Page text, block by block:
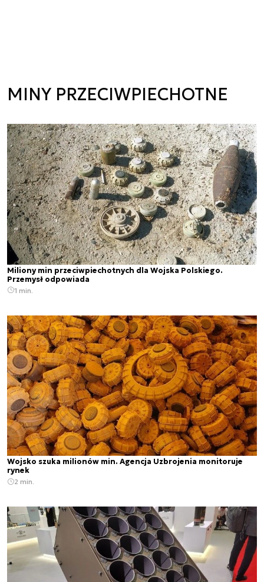
MINY PRZECIWPIECHOTNE
Miliony min przeciwpiechotnych dla Wojska Polskiego.
Przemysł odpowiada
1 min.
Wojsko szuka milionów min. Agencja Uzbrojenia monitoruje
rynek
2 min.